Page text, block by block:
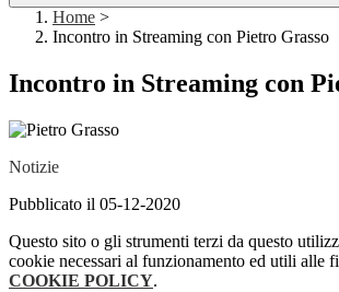
Home >
Incontro in Streaming con Pietro Grasso
Incontro in Streaming con
Notizie
Pubblicato il 05-12-2020
Questo sito o gli strumenti terzi da questo
cookie necessari al funzionamento ed utili alle
COOKIE POLICY.